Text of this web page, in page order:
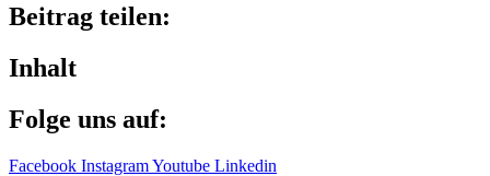
Beitrag teilen:
Inhalt
Folge uns auf:
Facebook InstagramYoutube Linkedin